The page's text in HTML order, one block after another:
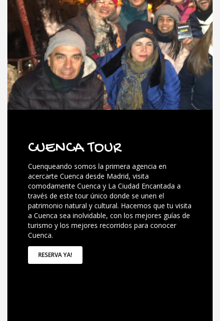
CUENCA TOUR
Cuenqueando somos la primera agencia en
acercarte Cuenca desde Madrid, visita
comodamente Cuenca y La Ciudad Encantada a
través de este tour único donde se unen el
patrimonio natural y cultural. Hacemos que tu visita
a Cuenca sea inolvidable, con los mejores guías de
turismo y los mejores recorridos para conocer
Cuenca.
RESERVA YA!